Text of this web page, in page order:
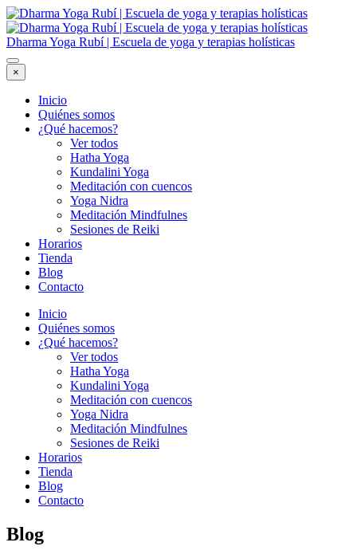
Dharma Yoga Rubí | Escuela de yoga y terapias holísticas
×
Inicio
Quiénes somos
¿Qué hacemos?
Ver todos
Hatha Yoga
Kundalini Yoga
Meditación con cuencos
Yoga Nidra
Meditación Mindfulnes
Sesiones de Reiki
Horarios
Tienda
Blog
Contacto
Inicio
Quiénes somos
¿Qué hacemos?
Ver todos
Hatha Yoga
Kundalini Yoga
Meditación con cuencos
Yoga Nidra
Meditación Mindfulnes
Sesiones de Reiki
Horarios
Tienda
Blog
Contacto
Blog